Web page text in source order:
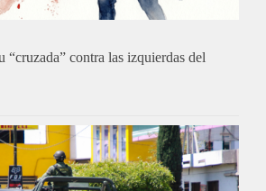
“cruzada” contra las izquierdas del